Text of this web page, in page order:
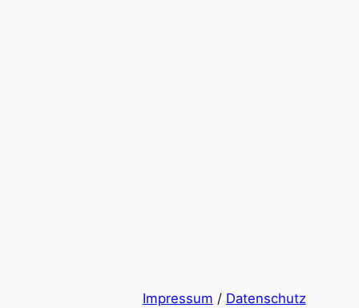
Impressum / Datenschutz